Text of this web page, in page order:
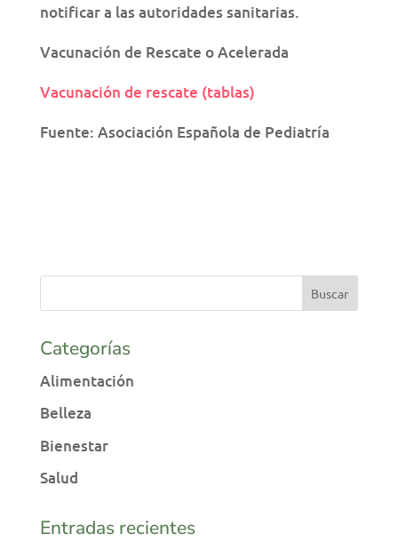
notificar a las autoridades sanitarias.
Vacunación de Rescate o Acelerada
Vacunación de rescate (tablas)
Fuente: Asociación Española de Pediatría
Categorías
Alimentación
Belleza
Bienestar
Salud
Entradas recientes